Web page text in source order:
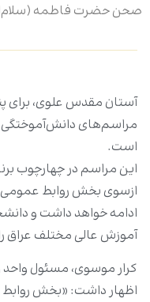
صحن حضرت فاطمه
آستان مقدس علوی، برای
مراسم‌های دانش‌آموختگی
است.
این مراسم‌ در چهارچوب
ازسوی بخش روابط عمومی
ادامه خواهد داشت و
آموزش عالی مختلف عراق
کرار موسوی، مسئول واحد
اظهار داشت: «بخش